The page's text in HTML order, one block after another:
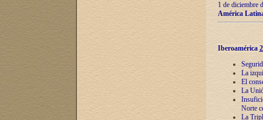
1 de diciembre
América
Iberoamérica
La
El
La
Norte
La